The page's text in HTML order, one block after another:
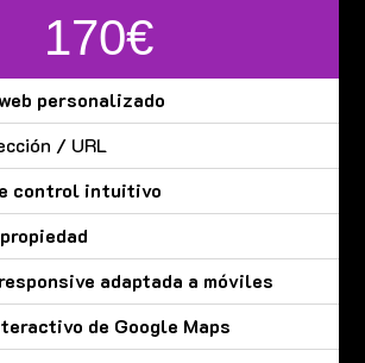
170€
personalizado
/ URL
control intuitivo
adaptada a móviles
de Google Maps